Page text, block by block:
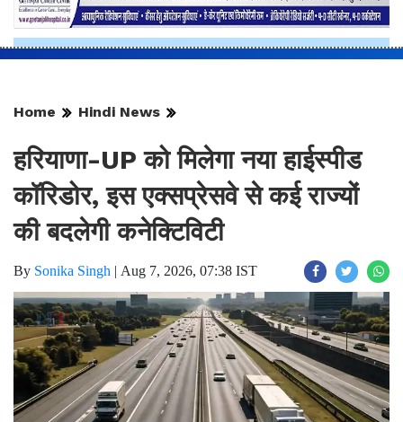
Home Hindi News
हरियाणा-UP को मिलेगा नया हाईस्पीड
कॉरिडोर, इस एक्सप्रेसवे से कई राज्यों
की बदलेगी कनेक्टिविटी
By Sonika Singh | Aug 7, 2026, 07:38 IST